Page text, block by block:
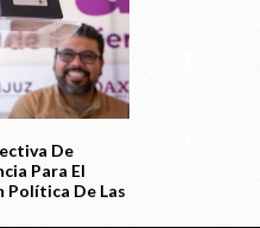
De
Para El
Política De Las